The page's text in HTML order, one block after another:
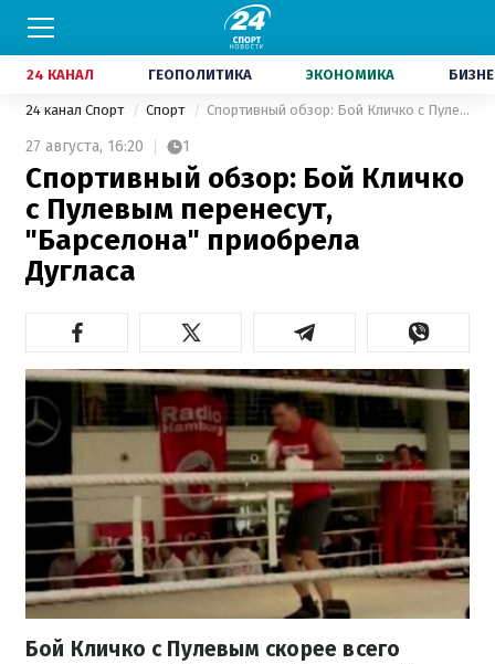
24 КАНАЛ ГЕОПОЛИТИКА ЭКОНОМИКА
24 канал Спорт Спорт Спортивный обзор: Бой Кличко с Пулевым перенесут, "Барселона" приобрела Дугласа
27 августа, 16:20 1
Спортивный обзор: Бой Кличко
с Пулевым перенесут,
"Барселона" приобрела
Дугласа
Бой Кличко с Пулевым скорее всего